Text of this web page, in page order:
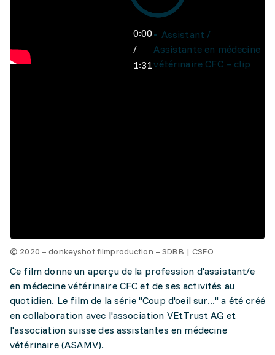
0:00
/
1:31
Assistant /
Assistante en médecine
vétérinaire CFC – clip
© 2020 – donkeyshot filmproduction – SDBB | CSFO
Ce film donne un aperçu de la profession d'assistant/e
en médecine vétérinaire CFC et de ses activités au
quotidien. Le film de la série "Coup d'oeil sur..." a été créé
en collaboration avec l'association VEtTrust AG et
l'association suisse des assistantes en médecine
vétérinaire (ASAMV).